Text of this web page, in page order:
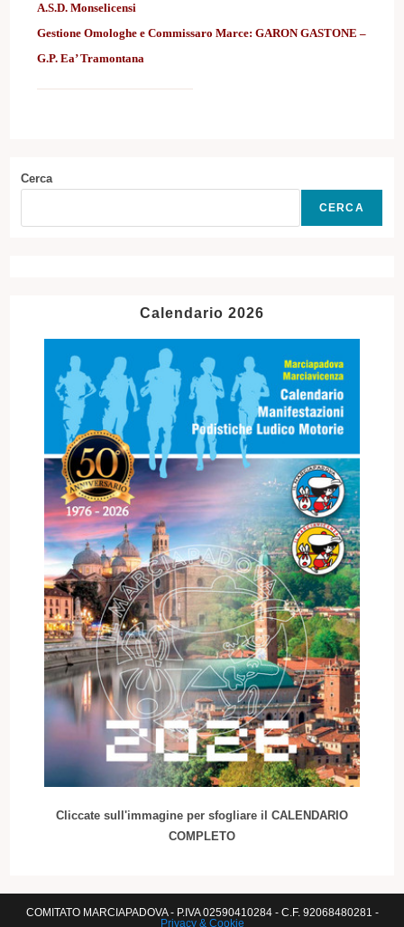
A.S.D. Monselicensi
Gestione Omologhe e Commissaro Marce: GARON GASTONE –
G.P. Ea’ Tramontana
Cerca
CERCA
Calendario 2026
Cliccate sull'immagine per sfogliare il CALENDARIO
COMPLETO
COMITATO MARCIAPADOVA - P.IVA 02590410284 - C.F. 92068480281 -
Privacy & Cookie